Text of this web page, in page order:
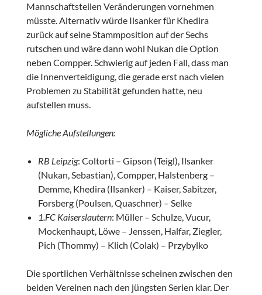
Mannschaftsteilen Veränderungen vornehmen
müsste. Alternativ würde Ilsanker für Khedira
zurück auf seine Stammposition auf der Sechs
rutschen und wäre dann wohl Nukan die Option
neben Compper. Schwierig auf jeden Fall, dass man
die Innenverteidigung, die gerade erst nach vielen
Problemen zu Stabilität gefunden hatte, neu
aufstellen muss.
Mögliche Aufstellungen:
RB Leipzig: Coltorti – Gipson (Teigl), Ilsanker
(Nukan, Sebastian), Compper, Halstenberg –
Demme, Khedira (Ilsanker) – Kaiser, Sabitzer,
Forsberg (Poulsen, Quaschner) – Selke
1.FC Kaiserslautern: Müller – Schulze, Vucur,
Mockenhaupt, Löwe – Jenssen, Halfar, Ziegler,
Pich (Thommy) – Klich (Colak) – Przybylko
Die sportlichen Verhältnisse scheinen zwischen den
beiden Vereinen nach den jüngsten Serien klar. Der